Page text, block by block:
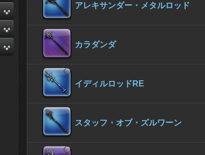
アレキサンダー・メタルロッド
カラダンダ
イディルロッドRE
スタッフ・オブ・ズルワーン